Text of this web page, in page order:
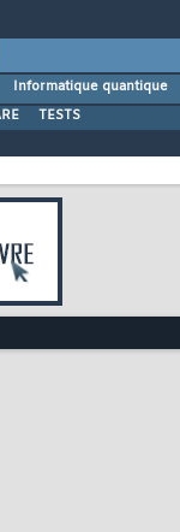
Informatique quantique
TESTS